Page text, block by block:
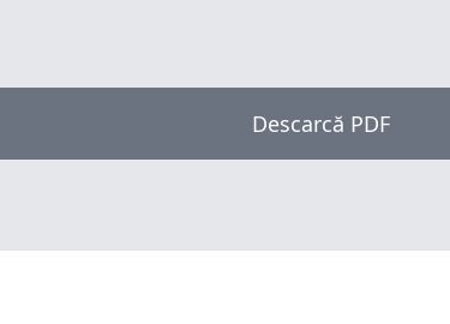
Descarcă PDF